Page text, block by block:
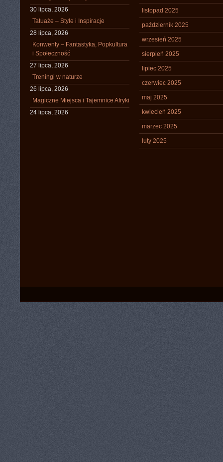
30 lipca, 2026
Tatuaże – Style i Inspiracje
28 lipca, 2026
Konwenty – Fantastyka, Popkultura
i Społeczność
27 lipca, 2026
Treningi w naturze
26 lipca, 2026
Magiczne Miejsca i Tajemnice Afryki
24 lipca, 2026
listopad 2025
październik 2025
wrzesień 2025
sierpień 2025
lipiec 2025
czerwiec 2025
maj 2025
kwiecień 2025
marzec 2025
luty 2025